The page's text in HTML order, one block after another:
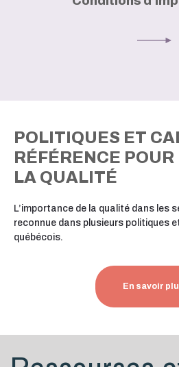
POLITIQUES ET
RÉFÉRENCE
LA QUALITÉ
L’importance de la qualité dans les
reconnue dans plusieurs politiques
québécois.
En savoir